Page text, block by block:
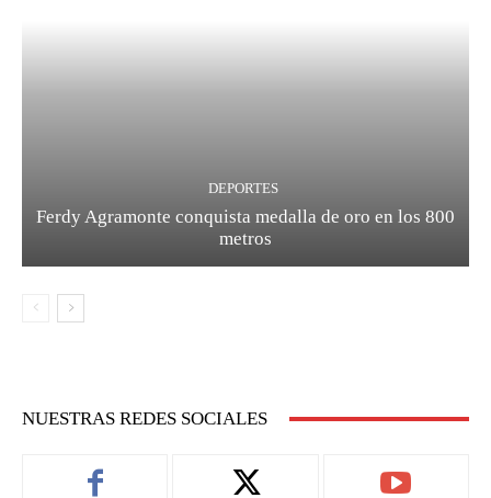
DEPORTES
Ferdy Agramonte conquista medalla de oro en los 800
metros
NUESTRAS REDES SOCIALES